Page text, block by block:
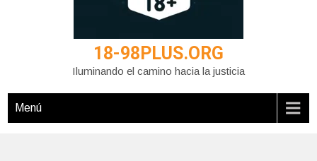
18-98PLUS.ORG
Iluminando el camino hacia la justicia
Menú